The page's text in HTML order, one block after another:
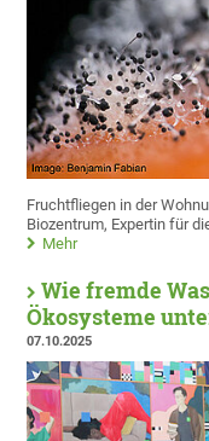
Fruchtfliegen in der
Biozentrum, Expertin für
Mehr
Wie fremde
Ökosysteme
07.10.2025